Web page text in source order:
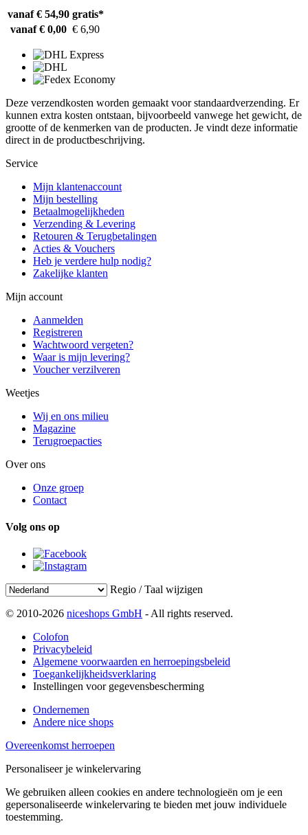
vanaf € 54,90 gratis*
vanaf € 0,00 € 6,90
Deze verzendkosten worden gemaakt voor standaardverzending. Er
kunnen extra kosten ontstaan, bijvoorbeeld vanwege het gewicht, de
grootte of de kenmerken van de producten. Je vindt deze informatie
direct in de productbeschrijving.
Service
Mijn klantenaccount
Mijn bestelling
Betaalmogelijkheden
Verzending & Levering
Retouren & Terugbetalingen
Acties & Vouchers
Heb je verdere hulp nodig?
Zakelijke klanten
Mijn account
Aanmelden
Registreren
Wachtwoord vergeten?
Waar is mijn levering?
Voucher verzilveren
Weetjes
Wij en ons milieu
Magazine
Terugroepacties
Over ons
Onze groep
Contact
Volg ons op
Regio / Taal wijzigen
© 2010-2026 niceshops GmbH - All rights reserved.
Colofon
Privacybeleid
Algemene voorwaarden en herroepingsbeleid
Toegankelijkheidsverklaring
Instellingen voor gegevensbescherming
Ondernemen
Andere nice shops
Overeenkomst herroepen
Personaliseer je winkelervaring
We gebruiken alleen cookies en andere technologieën om je een
gepersonaliseerde winkelervaring te bieden met jouw individuele
toestemming.